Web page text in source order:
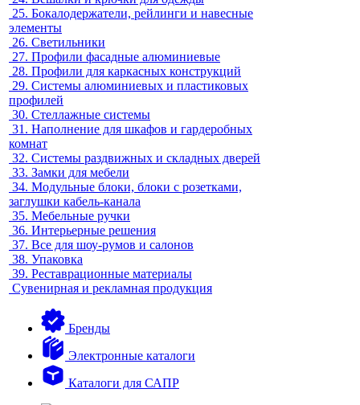
25. Бокалодержатели, рейлинги и навесные
элементы
26. Светильники
27. Профили фасадные алюминиевые
28. Профили для каркасных конструкций
29. Системы алюминиевых и пластиковых
профилей
30. Стеллажные системы
31. Наполнение для шкафов и гардеробных
комнат
32. Системы раздвижных и складных дверей
33. Замки для мебели
34. Модульные блоки, блоки с розетками,
заглушки кабель-канала
35. Мебельные ручки
36. Интерьерные решения
37. Все для шоу-румов и салонов
38. Упаковка
39. Реставрационные материалы
Сувенирная и рекламная продукция
Бренды
Электронные каталоги
Каталоги для САПР